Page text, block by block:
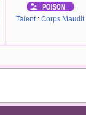
Talent : Corps Maudit